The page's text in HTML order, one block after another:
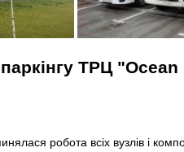
ТРЦ
робота всіх вузлів і